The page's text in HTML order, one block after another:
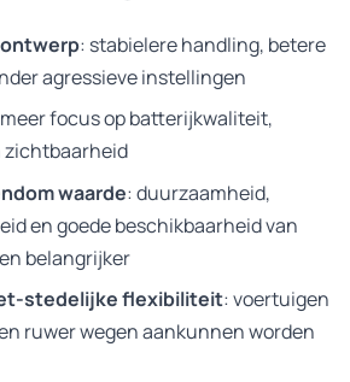
: stabielere handling, betere
agressieve instellingen
focus op batterijkwaliteit,
zichtbaarheid
waarde: duurzaamheid,
en goede beschikbaarheid van
belangrijker
stedelijke flexibiliteit: voertuigen
ruwer wegen aankunnen worden